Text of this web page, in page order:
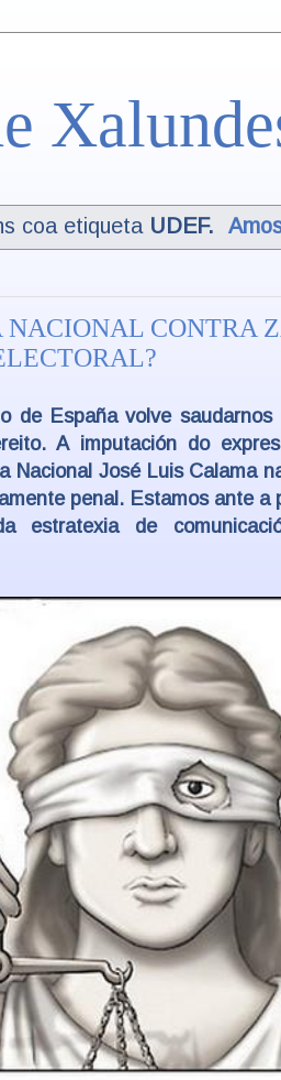
coa etiqueta UDEF.
CONTRA
de España volve
A imputación do
Nacional José Luis Calama
penal. Estamos ante
estratexia de